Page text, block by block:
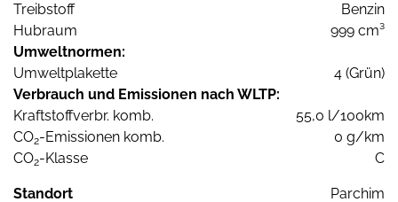
Treibstoff
Benzin
Hubraum
999 cm³
Umweltnormen:
Umweltplakette
4 (Grün)
Verbrauch und Emissionen nach WLTP:
Kraftstoffverbr. komb.
55,0 l/100km
CO2-Emissionen komb.
0 g/km
CO2-Klasse C
Standort Parchim